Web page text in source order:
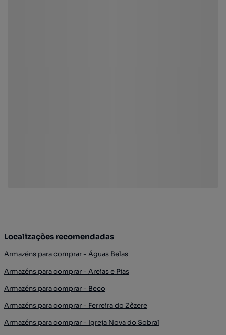
Localizações recomendadas
Armazéns para comprar - Águas Belas
Armazéns para comprar - Areias e Pias
Armazéns para comprar - Beco
Armazéns para comprar - Ferreira do Zêzere
Armazéns para comprar - Igreja Nova do Sobral